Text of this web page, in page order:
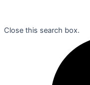
Close this search box.